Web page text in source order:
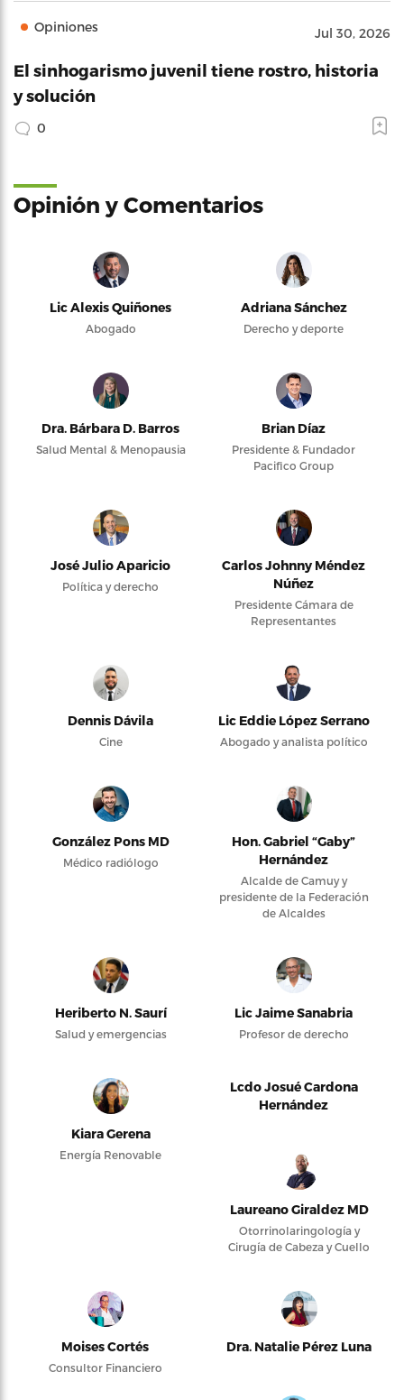
Opiniones Jul 30, 2026
El sinhogarismo juvenil tiene rostro, historia
y solución
0
Opinión y Comentarios
Lic Alexis Quiñones
Abogado
Adriana Sánchez
Derecho y deporte
Dra. Bárbara D. Barros
Salud Mental & Menopausia
Brian Díaz
Presidente & Fundador
Pacifico Group
José Julio Aparicio
Política y derecho
Carlos Johnny Méndez
Núñez
Presidente Cámara de
Representantes
Dennis Dávila
Cine
Lic Eddie López Serrano
Abogado y analista político
González Pons MD
Médico radiólogo
Hon. Gabriel “Gaby”
Hernández
Alcalde de Camuy y
presidente de la Federación
de Alcaldes
Heriberto N. Saurí
Salud y emergencias
Lic Jaime Sanabria
Profesor de derecho
Kiara Gerena
Energía Renovable
Lcdo Josué Cardona
Hernández
Laureano Giraldez MD
Otorrinolaringología y
Cirugía de Cabeza y Cuello
Moises Cortés
Consultor Financiero
Dra. Natalie Pérez Luna